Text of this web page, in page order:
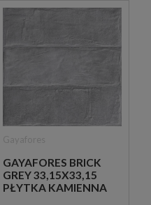
GAYAFORES BRICK
GREY 33,15X33,15
PŁYTKA KAMIENNA